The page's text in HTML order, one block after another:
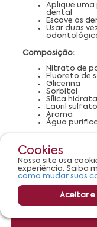
Aplique
dental
Escove os
Usar duas
Composição:
Nitrato de
Fluoreto de
Glicerina
Sorbitol
Sílica
Lauril
Aroma
Água
Uso externo
Não ingerir
Manter fora
Cookies
Nosso site usa
experiência. Saiba
como mudar suas